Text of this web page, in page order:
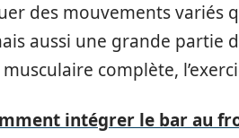
des mouvements variés
aussi une grande partie
complète,
intégrer le bar au